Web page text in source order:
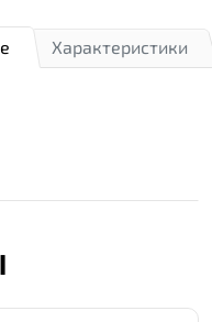
Характеристики